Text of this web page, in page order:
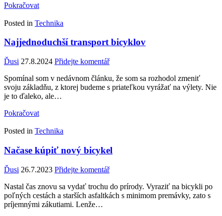
Pokračovat
Posted in Technika
Najjednoduchší transport bicyklov
Ďusi 27.8.2024 Přidejte komentář
Spomínal som v nedávnom článku, že som sa rozhodol zmeniť
svoju základňu, z ktorej budeme s priateľkou vyrážať na výlety. Nie
je to ďaleko, ale…
Pokračovat
Posted in Technika
Načase kúpiť nový bicykel
Ďusi 26.7.2023 Přidejte komentář
Nastal čas znovu sa vydať trochu do prírody. Vyraziť na bicykli po
poľných cestách a starších asfaltkách s minimom premávky, zato s
príjemnými zákutiami. Lenže…